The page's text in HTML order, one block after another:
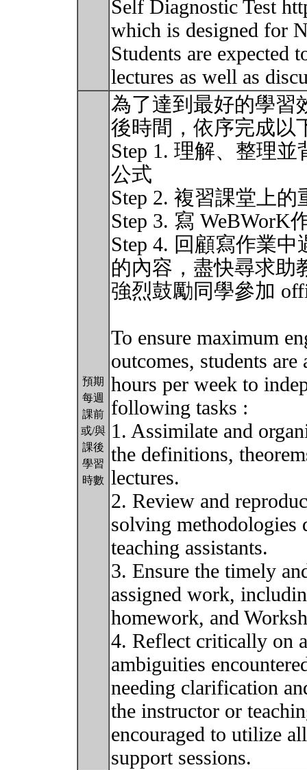
Self Diagnostic Test
which is designed for
Students are expected
lectures as well as
預期
每週
課前
或/與
課後
學習
時數
為了達到最好的學習
後時間，依序完成以
Step 1. 理解、整理
公式
Step 2. 複習課堂上的
Step 3. 寫
Step 4. 回顧寫作業
的內容，盡快尋求助
強烈鼓勵同學參加
To ensure maximum
outcomes, students
hours per week to
following tasks :
1. Assimilate and
the definitions,
lectures.
2. Review and
solving methodologies
teaching assistants.
3. Ensure the timely
assigned work,
homework, and
4. Reflect critically on
ambiguities
needing clarification
the instructor or
encouraged to utilize
support sessions.